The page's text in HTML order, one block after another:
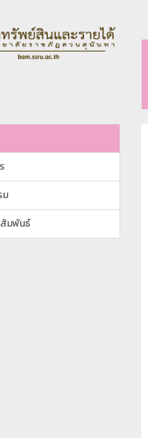
ม
สัมพันธ์